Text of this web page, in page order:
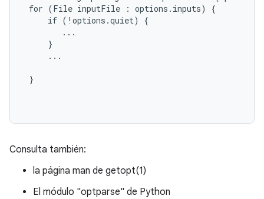
for (File inputFile : options.inputs) {
     if (!options.quiet) {
        ...
     }
     ...
}
Consulta también:
la página man de getopt(1)
El módulo "optparse" de Python